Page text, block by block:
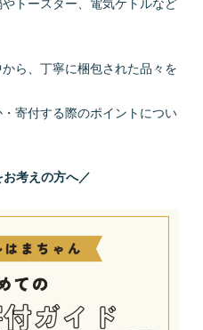
トースター、電気ケトルなど
ら、丁寧に梱包された品々を
寄付する際のポイントについ
考えの方へ／